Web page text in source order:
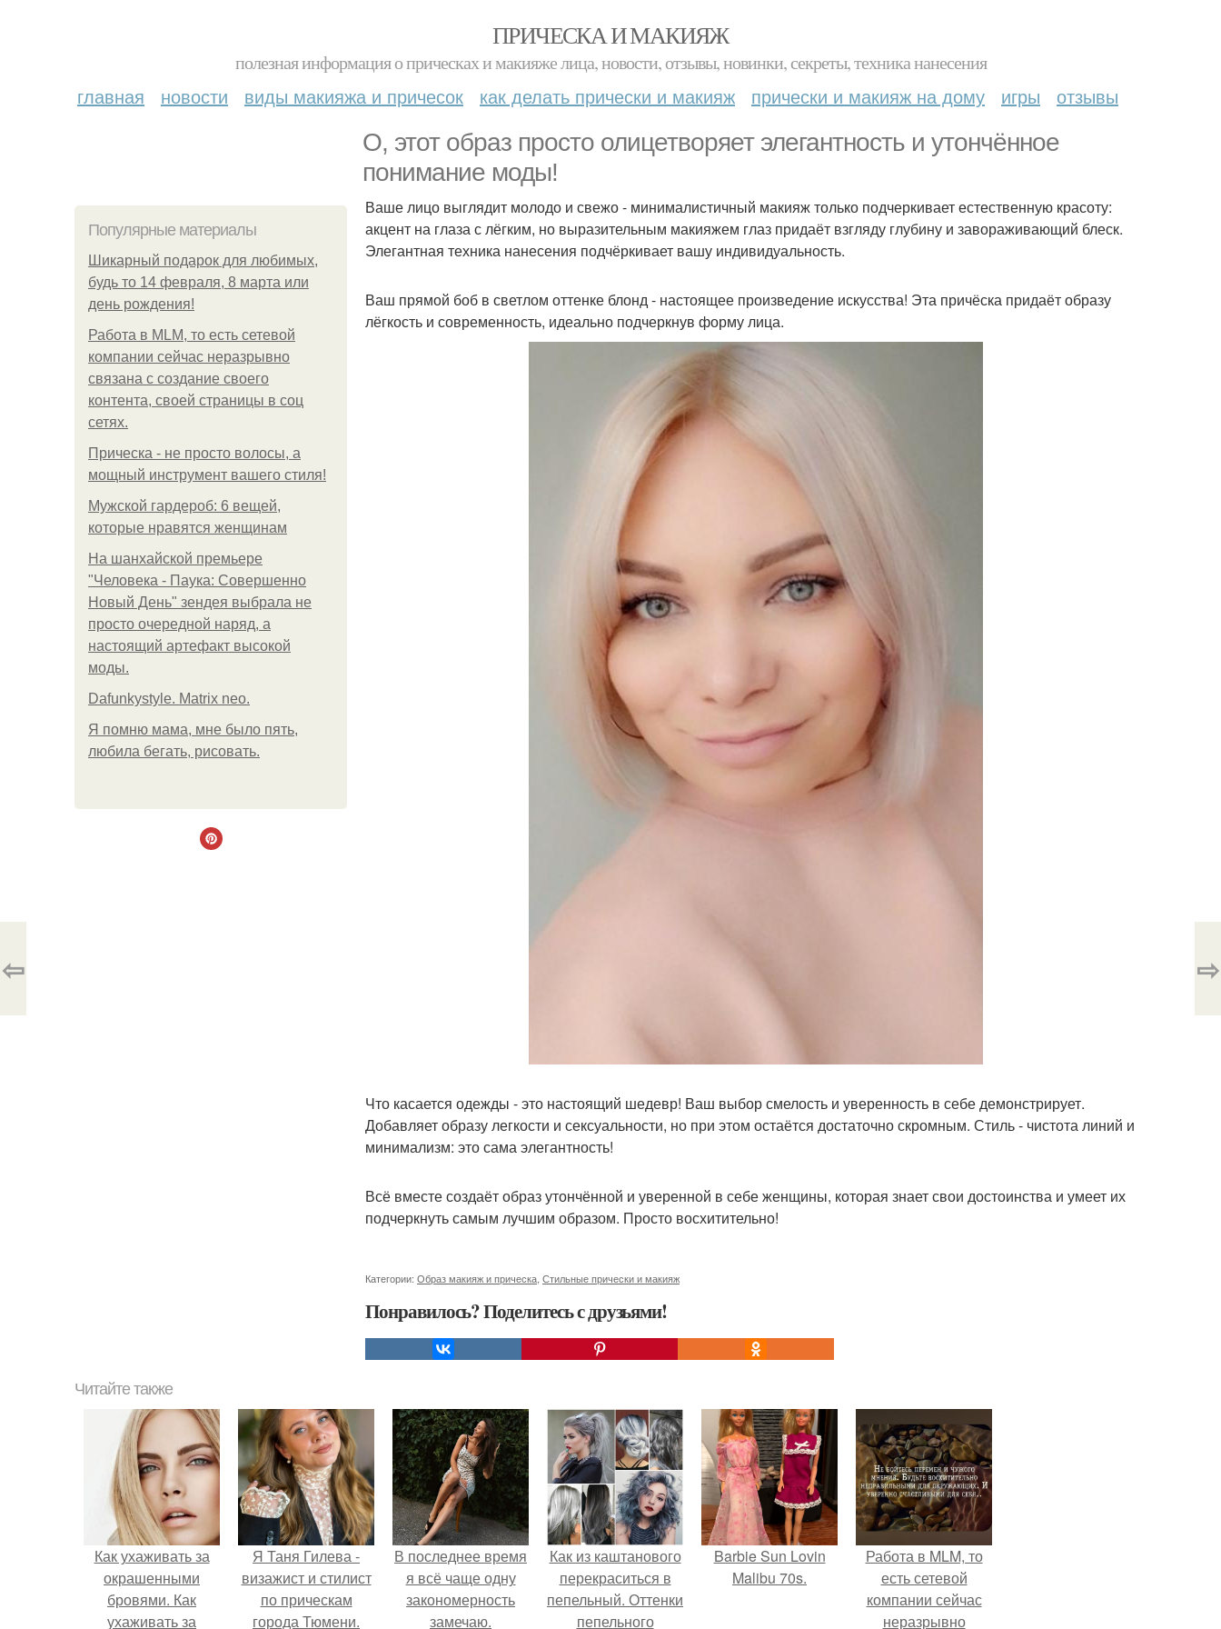
ПРИЧЕСКА И МАКИЯЖ
полезная информация о прическах и макияже лица, новости, отзывы, новинки, секреты, техника нанесения
главная новости виды макияжа и причесок как делать прически и макияж прически и макияж на дому игры отзывы
О, этот образ просто олицетворяет элегантность и утончённое
понимание моды!
Популярные материалы
Шикарный подарок для любимых,
будь то 14 февраля, 8 марта или
день рождения!
Работа в MLM, то есть сетевой
компании сейчас неразрывно
связана с создание своего
контента, своей страницы в соц
сетях.
Прическа - не просто волосы, а
мощный инструмент вашего стиля!
Мужской гардероб: 6 вещей,
которые нравятся женщинам
На шанхайской премьере
"Человека - Паука: Совершенно
Новый День" зендея выбрала не
просто очередной наряд, а
настоящий артефакт высокой
моды.
Dafunkystyle. Matrix neo.
Я помню мама, мне было пять,
любила бегать, рисовать.
Ваше лицо выглядит молодо и свежо - минималистичный макияж только подчеркивает естественную красоту:
акцент на глаза с лёгким, но выразительным макияжем глаз придаёт взгляду глубину и завораживающий блеск.
Элегантная техника нанесения подчёркивает вашу индивидуальность.
Ваш прямой боб в светлом оттенке блонд - настоящее произведение искусства! Эта причёска придаёт образу
лёгкость и современность, идеально подчеркнув форму лица.
Что касается одежды - это настоящий шедевр! Ваш выбор смелость и уверенность в себе демонстрирует.
Добавляет образу легкости и сексуальности, но при этом остаётся достаточно скромным. Стиль - чистота линий и
минимализм: это сама элегантность!
Всё вместе создаёт образ утончённой и уверенной в себе женщины, которая знает свои достоинства и умеет их
подчеркнуть самым лучшим образом. Просто восхитительно!
Категории: Образ макияж и прическа Стильные прически и макияж
Понравилось? Поделитесь с друзьями!
⇦ ⇨
Читайте также
Как ухаживать за
окрашенными
бровями. Как
ухаживать за
Я Таня Гилева -
визажист и стилист
по прическам
города Тюмени.
В последнее время
я всё чаще одну
закономерность
замечаю.
Как из каштанового
перекраситься в
пепельный. Оттенки
пепельного
Barbie Sun Lovin
Malibu 70s.
Работа в MLM, то
есть сетевой
компании сейчас
неразрывно